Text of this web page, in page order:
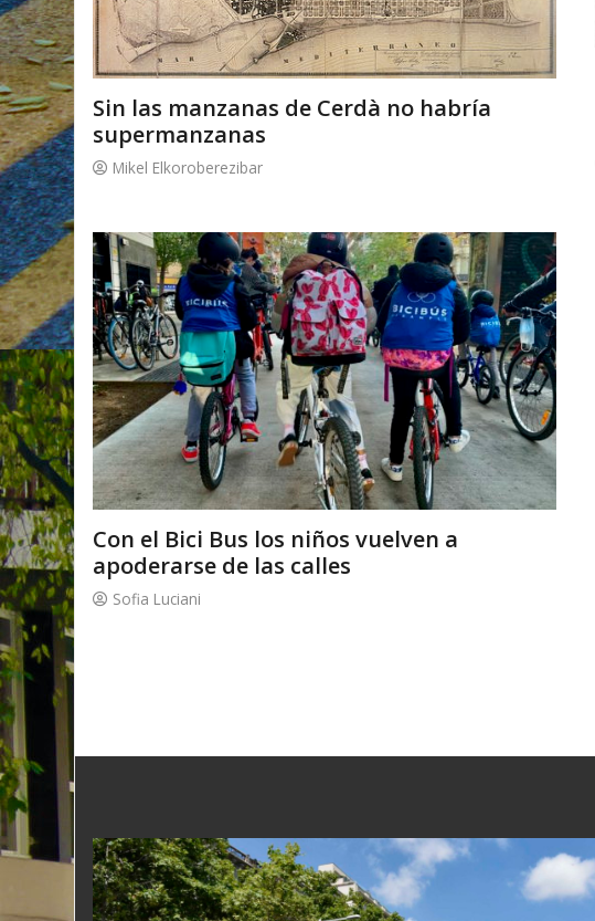
Sin las manzanas de Cerdà no habría
supermanzanas
Mikel Elkoroberezibar
Con el Bici Bus los niños vuelven a
apoderarse de las calles
Sofia Luciani